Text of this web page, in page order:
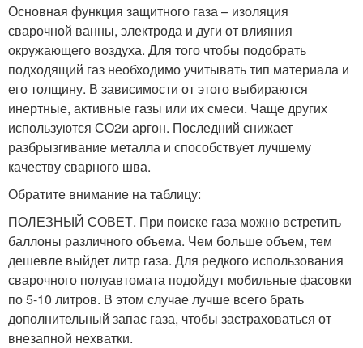
Основная функция защитного газа – изоляция
сварочной ванны, электрода и дуги от влияния
окружающего воздуха. Для того чтобы подобрать
подходящий газ необходимо учитывать тип материала и
его толщину. В зависимости от этого выбираются
инертные, активные газы или их смеси. Чаще других
используются СО2и аргон. Последний снижает
разбрызгивание металла и способствует лучшему
качеству сварного шва.
Обратите внимание на таблицу:
ПОЛЕЗНЫЙ СОВЕТ. При поиске газа можно встретить
баллоны различного объема. Чем больше объем, тем
дешевле выйдет литр газа. Для редкого использования
сварочного полуавтомата подойдут мобильные фасовки
по 5-10 литров. В этом случае лучше всего брать
дополнительный запас газа, чтобы застраховаться от
внезапной нехватки.